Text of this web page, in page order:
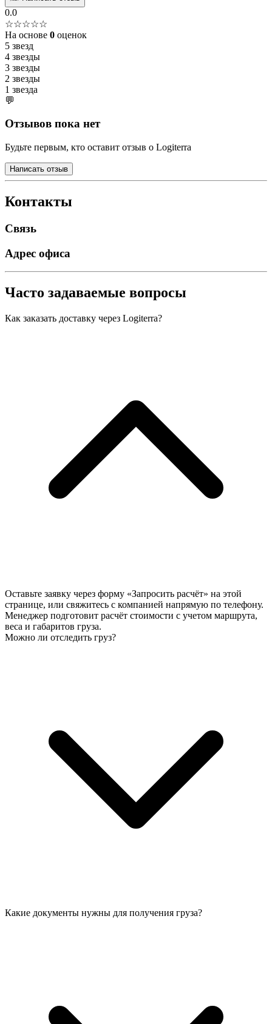
0.0
☆☆☆☆☆
На основе 0 оценок
5 звезд
4 звезды
3 звезды
2 звезды
1 звезда
💬
Отзывов пока нет
Будьте первым, кто оставит отзыв о Logiterra
Написать отзыв
Контакты
Связь
Адрес офиса
Часто задаваемые вопросы
Как заказать доставку через Logiterra?
Оставьте заявку через форму «Запросить расчёт» на этой
странице, или свяжитесь с компанией напрямую по телефону.
Менеджер подготовит расчёт стоимости с учетом маршрута,
веса и габаритов груза.
Можно ли отследить груз?
Какие документы нужны для получения груза?